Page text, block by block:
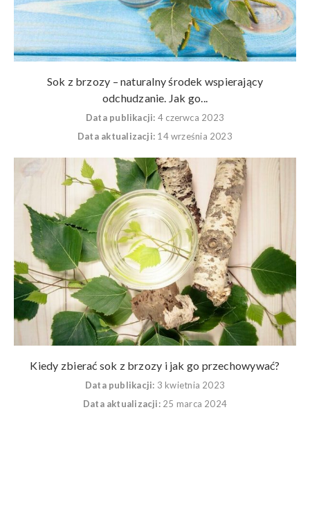
Sok z brzozy – naturalny środek wspierający
odchudzanie. Jak go...
Data publikacji: 4 czerwca 2023
Data aktualizacji: 14 września 2023
Kiedy zbierać sok z brzozy i jak go przechowywać?
Data publikacji: 3 kwietnia 2023
Data aktualizacji: 25 marca 2024